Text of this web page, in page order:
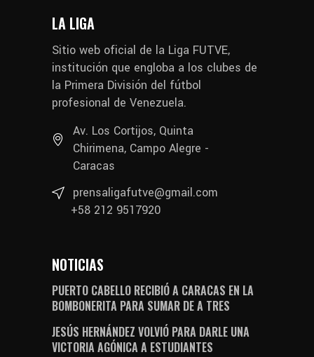
LA LIGA
Sitio web oficial de la Liga FUTVE,
institución que engloba a los clubes de
la Primera División del fútbol
profesional de Venezuela.
Av. Los Cortijos, Quinta
Chirimena, Campo Alegre -
Caracas
prensaligafutve@gmail.com
+58 212 9517920
NOTICIAS
PUERTO CABELLO RECIBIÓ A CARACAS EN LA
BOMBONERITA PARA SUMAR DE A TRES
JESÚS HERNÁNDEZ VOLVIÓ PARA DARLE UNA
VICTORIA AGÓNICA A ESTUDIANTES